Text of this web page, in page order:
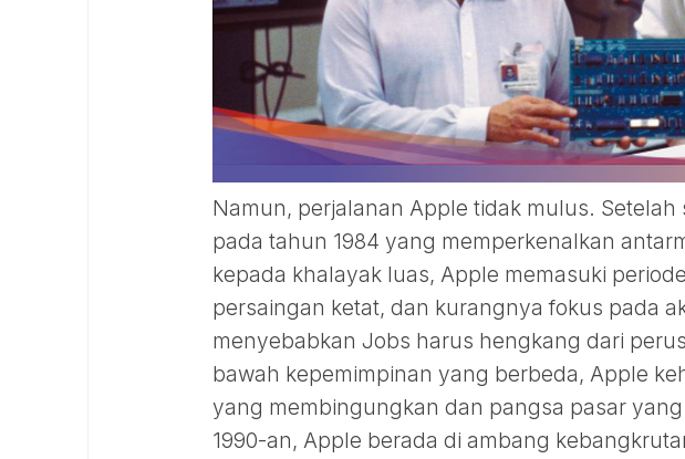
Namun, perjalanan Apple tidak mulus.
pada tahun 1984 yang memperkenalkan
kepada khalayak luas, Apple memasuki
persaingan ketat, dan kurangnya fokus pada
menyebabkan Jobs harus hengkang dari
bawah kepemimpinan yang berbeda, Apple
yang membingungkan dan pangsa pasar
1990-an, Apple berada di ambang